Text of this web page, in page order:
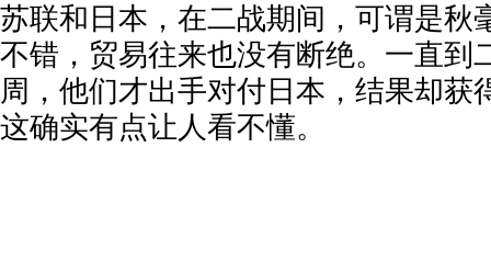
苏联和日本，在二战期间，可谓是秋
不错，贸易往来也没有断绝。一直到
周，他们才出手对付日本，结果却获
这确实有点让人看不懂。